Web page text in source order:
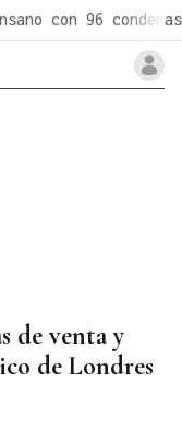
con 96 condenas
de venta y
de Londres